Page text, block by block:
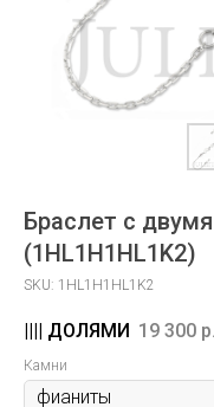
Браслет с
(1HL1H1HL1K2)
SKU: 1HL1H1HL1K2
19 300 р.
Камни